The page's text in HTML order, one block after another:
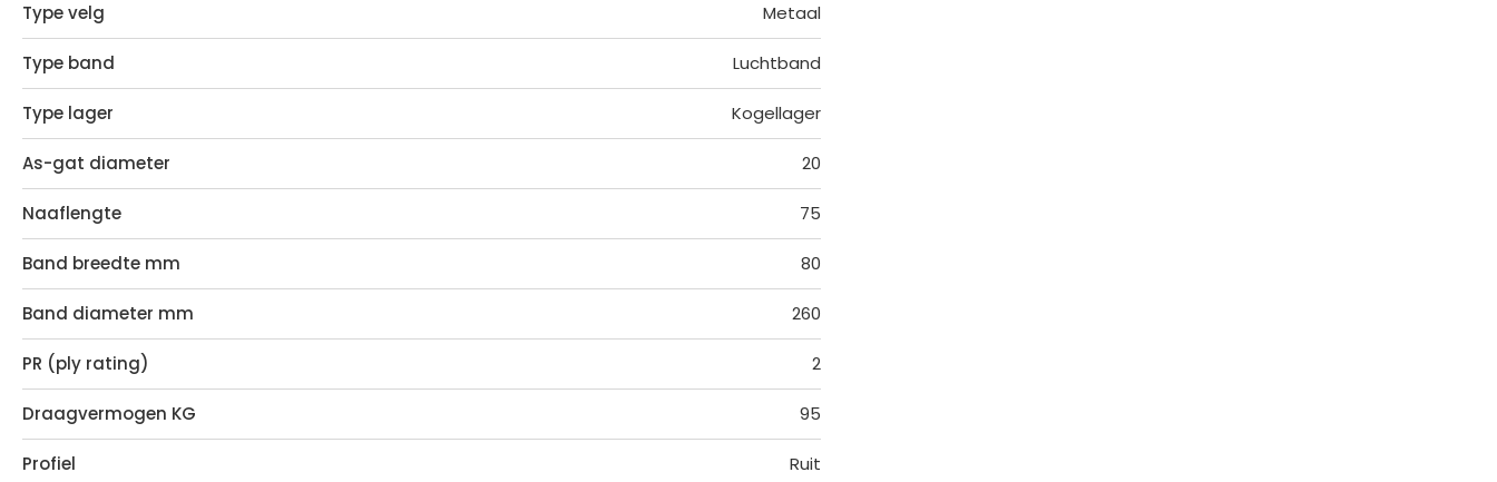
Type velg Metaal
Type band Luchtband
Type lager Kogellager
As-gat diameter 20
Naaflengte 75
Band breedte mm 80
Band diameter mm 260
PR (ply rating) 2
Draagvermogen KG 95
Profiel Ruit